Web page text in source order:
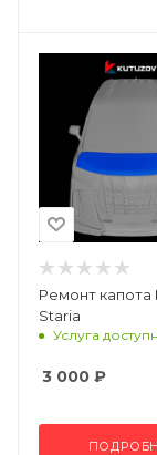
Ремонт капота
Staria
Услуга
3 000 ₽